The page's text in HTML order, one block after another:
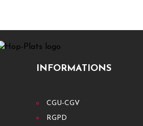
INFORMATIONS
CGU-CGV
RGPD